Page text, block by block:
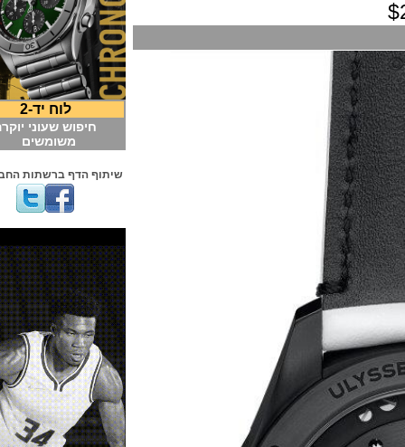
לוח יד-2
חיפוש שעוני יוקרה
משומשים
שיתוף הדף ברשתות החברתיות